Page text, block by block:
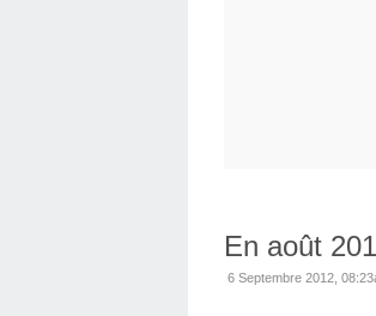
En août
6 Septembre 2012,